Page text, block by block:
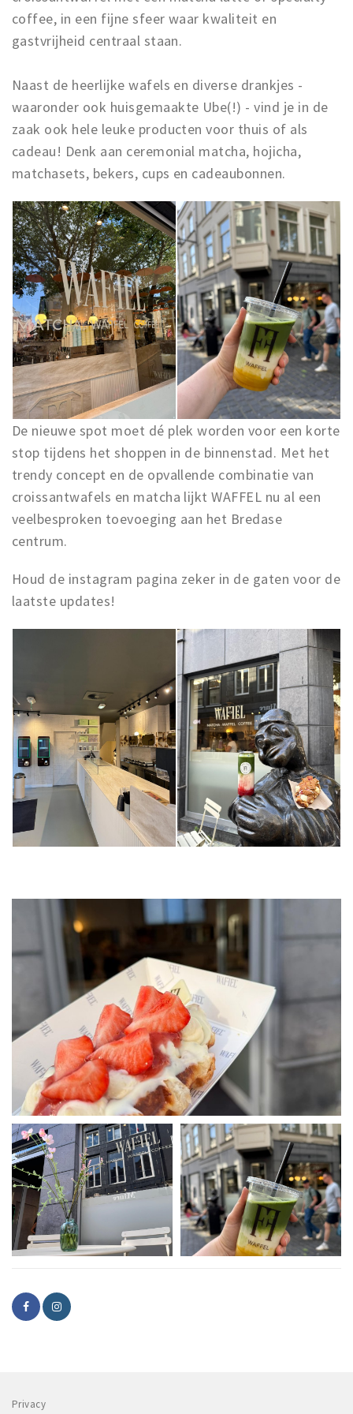
coffee, in een fijne sfeer waar kwaliteit en
gastvrijheid centraal staan.
Naast de heerlijke wafels en diverse drankjes -
waaronder ook huisgemaakte Ube(!) - vind je in de
zaak ook hele leuke producten voor thuis of als
cadeau! Denk aan ceremonial matcha, hojicha,
matchasets, bekers, cups en cadeaubonnen.
De nieuwe spot moet dé plek worden voor een korte
stop tijdens het shoppen in de binnenstad. Met het
trendy concept en de opvallende combinatie van
croissantwafels en matcha lijkt WAFFEL nu al een
veelbesproken toevoeging aan het Bredase
centrum.
Houd de instagram pagina zeker in de gaten voor de
laatste updates!
Privacy